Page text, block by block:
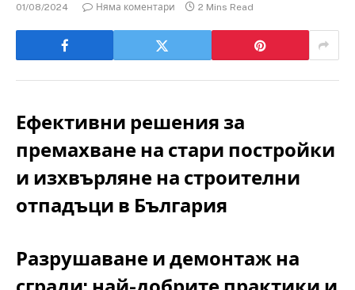
01/08/2024 Няма коментари 2 Mins Read
Ефективни решения за
премахване на стари постройки
и изхвърляне на строителни
отпадъци в България
Разрушаване и демонтаж на